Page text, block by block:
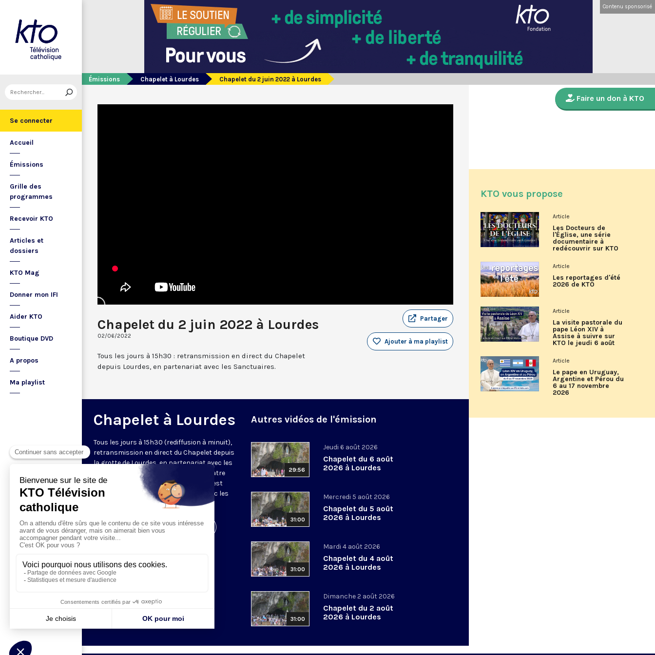
Se connecter
Accueil
Émissions
Grille des
programmes
Recevoir KTO
Articles et
dossiers
KTO Mag
Donner mon IFI
Aider KTO
Boutique DVD
A propos
Ma playlist
Contenu sponsorisé
Émissions Chapelet à Lourdes Chapelet du 2 juin 2022 à Lourdes
Chapelet du 2 juin 2022 à Lourdes
02/06/2022
Partager
Ajouter à ma playlist
Tous les jours à 15h30 : retransmission en direct du Chapelet
depuis Lourdes, en partenariat avec les Sanctuaires.
Chapelet à Lourdes
Tous les jours à 15h30 (rediffusion à minuit),
retransmission en direct du Chapelet depuis
la grotte de Lourdes, en partenariat avec les
Sanctuaires. Chaque jour, l'une des quatre
méditations des mystères du Rosaire est
proposée en communion de prière avec les
Visiter la page de l'émission
Autres vidéos de l'émission
29:56
Jeudi 6 août 2026
Chapelet du 6 août
2026 à Lourdes
31:00
Mercredi 5 août 2026
Chapelet du 5 août
2026 à Lourdes
31:00
Mardi 4 août 2026
Chapelet du 4 août
2026 à Lourdes
31:00
Dimanche 2 août 2026
Chapelet du 2 août
2026 à Lourdes
Faire un don à KTO
KTO vous propose
Article
Les Docteurs de
l'Église, une série
documentaire à
redécouvrir sur KTO
Article
Les reportages d'été
2026 de KTO
Article
La visite pastorale du
pape Léon XIV à
Assise à suivre sur
KTO le jeudi 6 août
Article
Le pape en Uruguay,
Argentine et Pérou du
6 au 17 novembre
2026